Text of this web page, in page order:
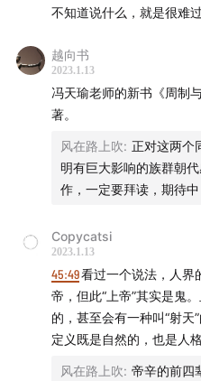
档电影的爆发，再到现如今
电影承载甚至已不仅是回忆
1月15日-1月31日，你可以在
听本期节目，或打开小红书
聊到家 或者 #过年不焦虑
年观影体验的序曲。
忽左忽右上线了卖书业务，
趣，可以前往公众号「忽
了解详情。
不知道说什么，就是很难过
越向书
2023.1.13
冯天瑜老师的新书《周制
著。
风在路上吹: 正对这两个
明有巨大影响的族群朝
作，一定要拜读，期待中
Copycatsi
2023.1.13
45:49看过一个说法，人界
帝，但此“上帝”其实是鬼
的，甚至会有一种叫“射天
定义既是自然的，也是人格
风在路上吹: 帝辛的前四